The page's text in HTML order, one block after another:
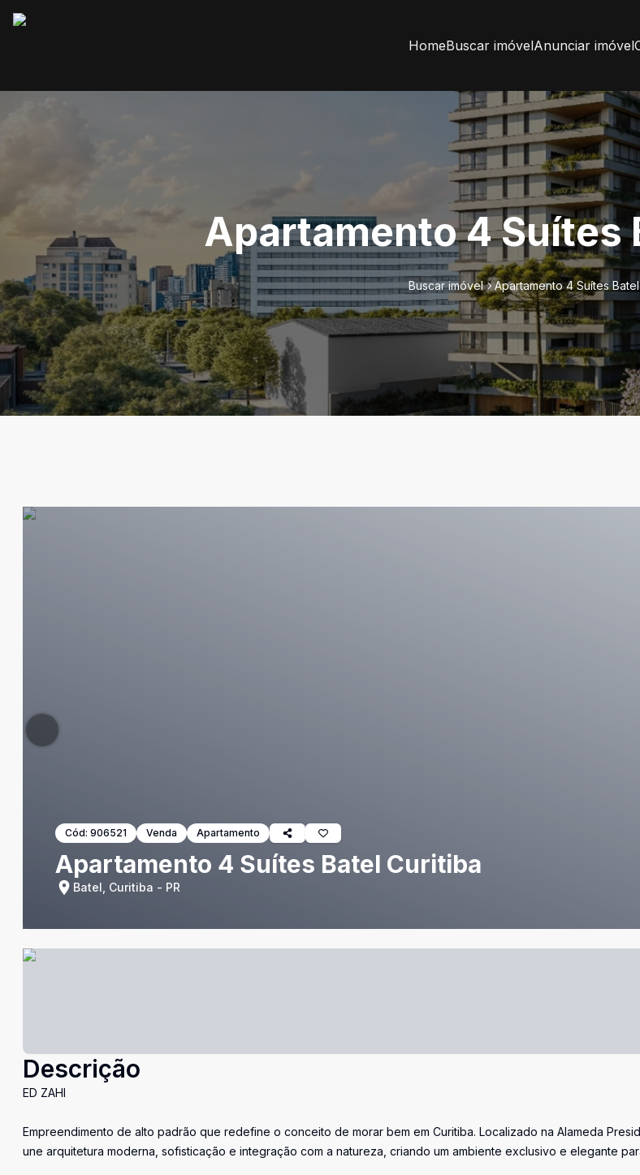
HomeBuscar imóvelAnunciar imóvel
Apartamento 4 Suítes
Buscar imóvel Apartamento 4 Suítes
Cód: 906521 Venda Apartamento
Apartamento 4 Suítes Batel Curitiba
Batel, Curitiba - PR
Descrição
ED ZAHI
Empreendimento de alto padrão que redefine o conceito de morar bem em Curitiba. Localizado na Alameda
une arquitetura moderna, sofisticação e integração com a natureza, criando um ambiente exclusivo e elegante